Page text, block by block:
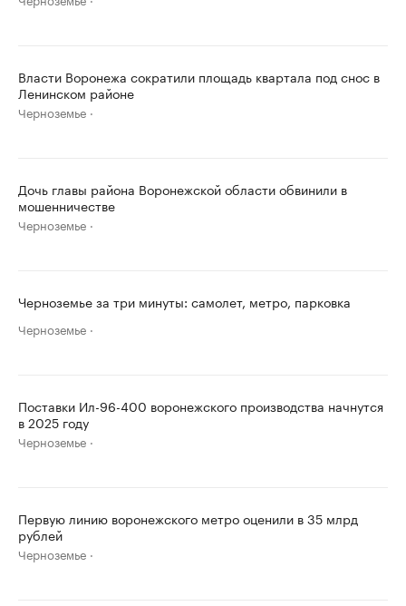
Власти Воронежа сократили площадь квартала под снос в
Ленинском районе
Черноземье
Дочь главы района Воронежской области обвинили в
мошенничестве
Черноземье
Черноземье за три минуты: самолет, метро, парковка
Черноземье
Поставки Ил-96-400 воронежского производства начнутся
в 2025 году
Черноземье
Первую линию воронежского метро оценили в 35 млрд
рублей
Черноземье